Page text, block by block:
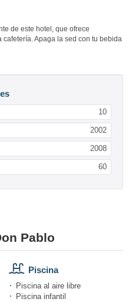
de este hotel, que ofrece
Apaga la sed con tu bebida
10
2002
2008
60
Pablo
Piscina
Piscina al aire libre
Piscina infantil